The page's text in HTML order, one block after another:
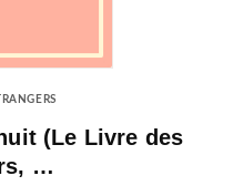
(Le Livre des
…